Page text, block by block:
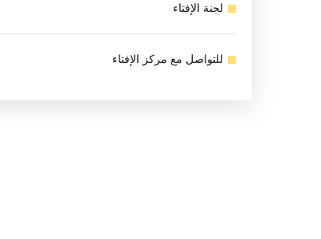
لجنة الإفتاء
للتواصل مع مركز الإفتاء